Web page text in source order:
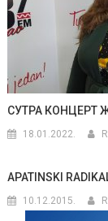
СУТРА КОНЦЕРТ
18.01.2022.
APATINSKI
10.12.2015.